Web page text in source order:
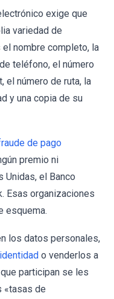
exige que
variedad de
nombre completo, la
teléfono, el número
el número de ruta, la
y una copia de su
de pago
premio ni
Unidas, el Banco
Esas organizaciones
esquema.
los datos personales,
o venderlos a
participan se les
«tasas de